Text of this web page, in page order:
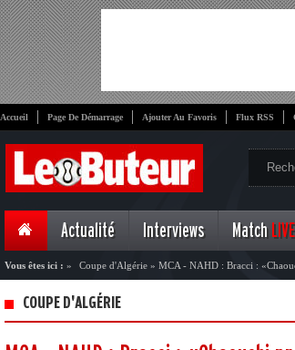
Accueil Page De Démarrage Ajouter Au Favoris Flux RSS
Actualité Interviews Match LIVE
Vous êtes ici : » Coupe d'Algérie » MCA - NAHD : Bracci :
COUPE D'ALGÉRIE